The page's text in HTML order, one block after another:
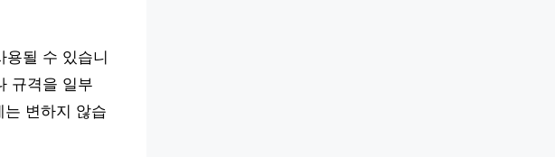
용될 수 있습니
규격을 일부
는 변하지 않습